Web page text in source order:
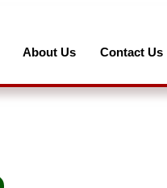
About Us Contact Us